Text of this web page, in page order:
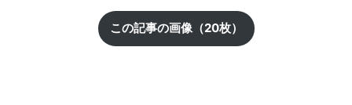
この記事の画像（20枚）